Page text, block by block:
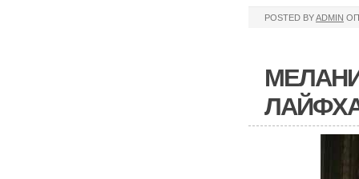
POSTED BYADMIN